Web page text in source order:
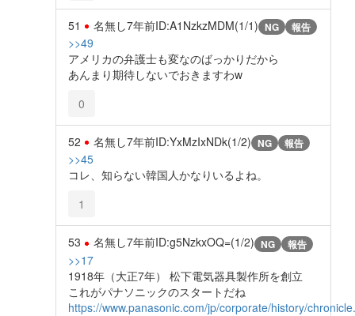
51 名無し7年前ID:A1NzkzMDM(1/1) NG 報告
>>49
アメリカの弁護士も変なのばっかりだから
あんまり期待しないでおきますわw
0
52 名無し7年前ID:YxMzIxNDk(1/2) NG 報告
>>45
コレ、知らない韓国人かなりいるよね。
1
53 名無し7年前ID:g5NzkxOQ=(1/2) NG 報告
>>17
1918年（大正7年） 松下電気器具製作所を創立
これがパナソニックのスタートだね
https://www.panasonic.com/jp/corporate/history/